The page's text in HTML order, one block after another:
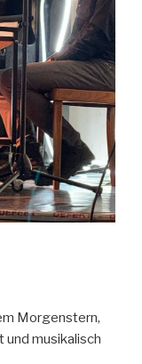
Morgenstern,
musikalisch